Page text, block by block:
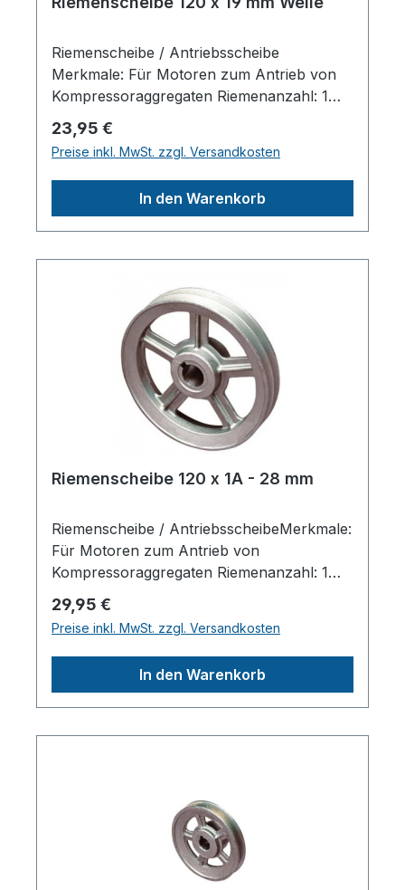
Riemenscheibe / Antriebsscheibe
Merkmale: Für Motoren zum Antrieb von
Kompressoraggregaten Riemenanzahl: 1
Wellendruchmesser zylindrisch: 19 mm
Material: Alu-Guss Mit Sicherungsnut /
PassfedernutHerstellerpro)SALES GmbH,
AEROTEC KompressorenFerdinand-
Regulärer Preis:
23,95 €
Preise inkl. MwSt. zzgl. Versandkosten
In den Warenkorb
Riemenscheibe 120 x 1A - 28 mm
Riemenscheibe / AntriebsscheibeMerkmale:
Für Motoren zum Antrieb von
Kompressoraggregaten Riemenanzahl: 1
mm Wellendurchmesser zylindrisch: 28 mm
Material: Alu-Guss Mit Sicherungsnut /
PassfedernutHerstellerpro)SALES GmbH,
AEROTEC KompressorenFerdinand-
Regulärer Preis:
29,95 €
Preise inkl. MwSt. zzgl. Versandkosten
In den Warenkorb